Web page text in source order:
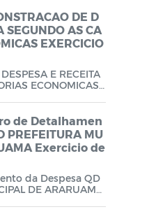
Anual (PCA)
(PPA)
DE D
SEGUNDO AS CA
EXERCICIO
E RECEITA
ECONOMICAS
de Detalhamen
PREFEITURA MU
Exercicio de
da Despesa QD
DE ARARUAMA